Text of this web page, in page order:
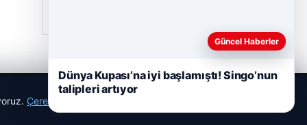
Çerez Politikamız
Güncel Haberler
Dünya Kupası’na iyi başlamıştı! Singo’nun
talipleri artıyor